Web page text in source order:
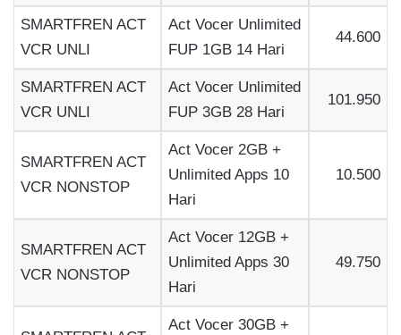
SMARTFREN ACT
VCR UNLI
Act Vocer Unlimited
FUP 1GB 14 Hari
44.600
SMARTFREN ACT
VCR UNLI
Act Vocer Unlimited
FUP 3GB 28 Hari
101.950
SMARTFREN ACT
VCR NONSTOP
Act Vocer 2GB +
Unlimited Apps 10
Hari
10.500
SMARTFREN ACT
VCR NONSTOP
Act Vocer 12GB +
Unlimited Apps 30
Hari
49.750
Act Vocer 30GB +